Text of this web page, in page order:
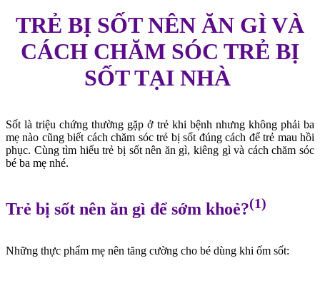
TRẺ BỊ SỐT NÊN ĂN GÌ VÀ
CÁCH CHĂM SÓC TRẺ BỊ
SỐT TẠI NHÀ
Sốt là triệu chứng thường gặp ở trẻ khi bệnh nhưng không phải ba
mẹ nào cũng biết cách chăm sóc trẻ bị sốt đúng cách để trẻ mau hồi
phục. Cùng tìm hiểu trẻ bị sốt nên ăn gì, kiêng gì và cách chăm sóc
bé ba mẹ nhé.
Trẻ bị sốt nên ăn gì để sớm khoẻ?(1)
Những thực phẩm mẹ nên tăng cường cho bé dùng khi ốm sốt: